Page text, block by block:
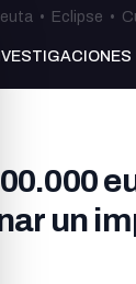
• Eclipse •
un